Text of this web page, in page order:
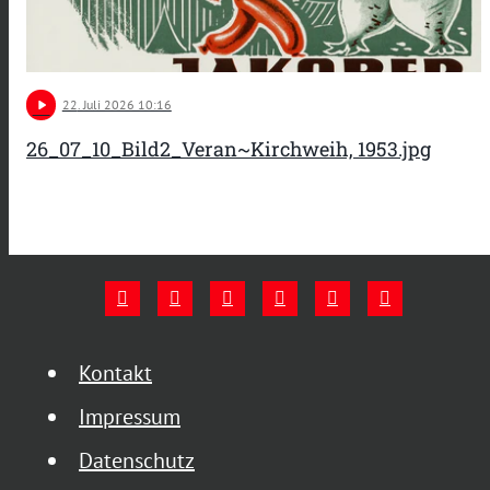
play_arrow 22 . Juli 2026 10:16
26_07_10_Bild2_Veran~Kirchweih, 1953.jpg
Kontakt
Impressum
Datenschutz